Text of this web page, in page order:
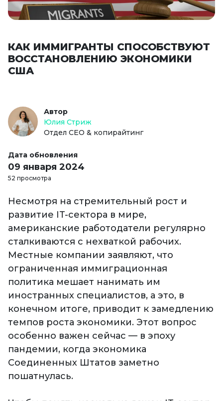
КАК ИММИГРАНТЫ СПОСОБСТВУЮТ
ВОССТАНОВЛЕНИЮ ЭКОНОМИКИ
США
Автор
Юлия Стриж
Отдел СЕО & копирайтинг
Дата обновления
09 января 2024
52 просмотра
Несмотря на стремительный рост и
развитие IT-сектора в мире,
американские работодатели регулярно
сталкиваются с нехваткой рабочих.
Местные компании заявляют, что
ограниченная иммиграционная
политика мешает нанимать им
иностранных специалистов, а это, в
конечном итоге, приводит к замедлению
темпов роста экономики. Этот вопрос
особенно важен сейчас — в эпоху
пандемии, когда экономика
Соединенных Штатов заметно
пошатнулась.